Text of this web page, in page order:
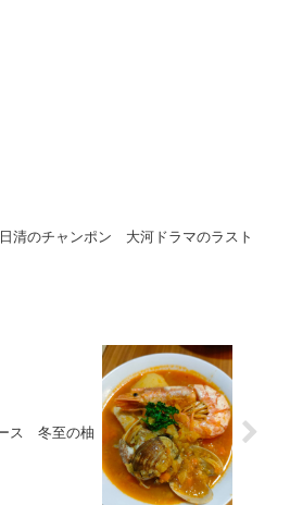
日清のチャンポン 大河ドラマのラスト
ス 冬至の柚